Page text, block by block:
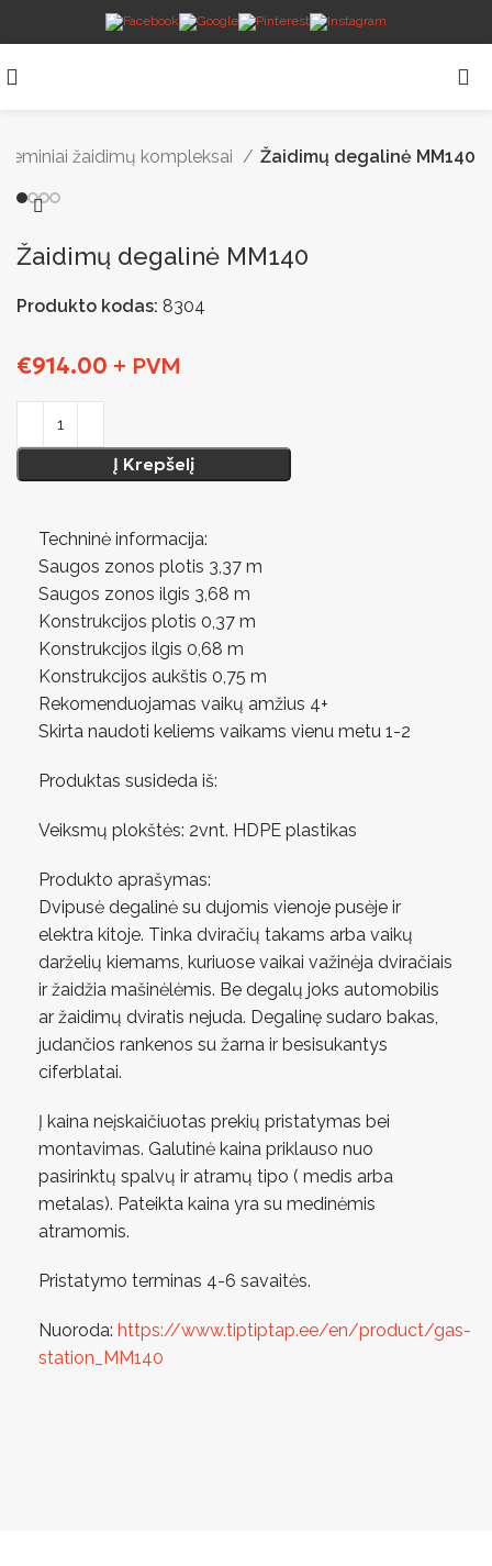
Teminiai žaidimų kompleksai Žaidimų degalinė MM140
Žaidimų degalinė MM140
Produkto kodas: 8304
€914.00 + PVM
Į Krepšelį
Techninė informacija:
Saugos zonos plotis 3,37 m
Saugos zonos ilgis 3,68 m
Konstrukcijos plotis 0,37 m
Konstrukcijos ilgis 0,68 m
Konstrukcijos aukštis 0,75 m
Rekomenduojamas vaikų amžius 4+
Skirta naudoti keliems vaikams vienu metu 1-2
Produktas susideda iš:
Veiksmų plokštės: 2vnt. HDPE plastikas
Produkto aprašymas:
Dvipusė degalinė su dujomis vienoje pusėje ir
elektra kitoje. Tinka dviračių takams arba vaikų
darželių kiemams, kuriuose vaikai važinėja dviračiais
ir žaidžia mašinėlėmis. Be degalų joks automobilis
ar žaidimų dviratis nejuda. Degalinę sudaro bakas,
judančios rankenos su žarna ir besisukantys
ciferblatai.
Į kaina neįskaičiuotas prekių pristatymas bei
montavimas. Galutinė kaina priklauso nuo
pasirinktų spalvų ir atramų tipo ( medis arba
metalas). Pateikta kaina yra su medinėmis
atramomis.
Pristatymo terminas 4-6 savaitės.
Nuoroda: https://www.tiptiptap.ee/en/product/gas-
station_MM140